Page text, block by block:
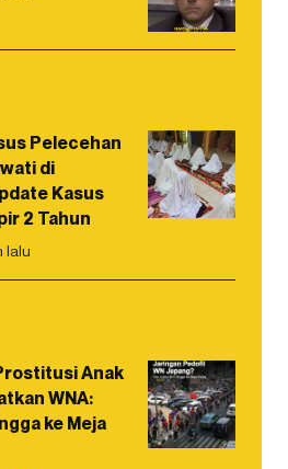
Pelecehan
di
Kasus
2 Tahun
lalu
Anak
WNA:
ke Meja